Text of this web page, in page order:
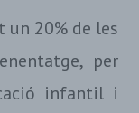
un 20% de les
per
infantil i